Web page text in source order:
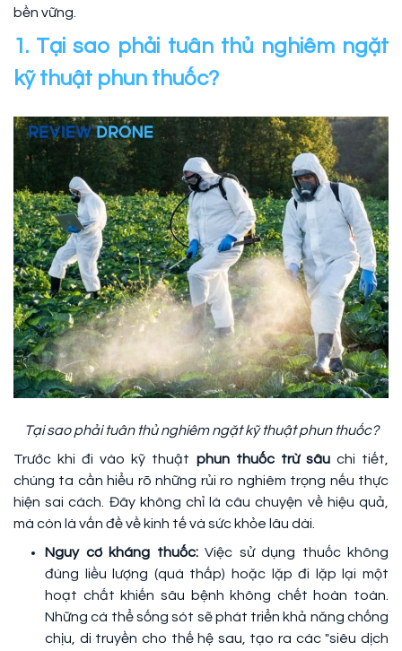
bền vững.
1. Tại sao phải tuân thủ nghiêm ngặt
kỹ thuật phun thuốc?
Tại sao phải tuân thủ nghiêm ngặt kỹ thuật phun thuốc?
Trước khi đi vào kỹ thuật phun thuốc trừ sâuchi tiết,
chúng ta cần hiểu rõ những rủi ro nghiêm trọng nếu thực
hiện sai cách. Đây không chỉ là câu chuyện về hiệu quả,
mà còn là vấn đề về kinh tế và sức khỏe lâu dài.
Nguy cơ kháng thuốc:Việc sử dụng thuốc không
đúng liều lượng (quá thấp) hoặc lặp đi lặp lại một
hoạt chất khiến sâu bệnh không chết hoàn toàn.
Những cá thể sống sót sẽ phát triển khả năng chống
chịu, di truyền cho thế hệ sau, tạo ra các "siêu dịch